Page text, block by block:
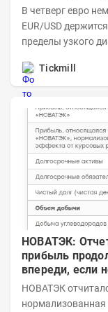
В четверг евро
EUR/USD
пределы узкого диапазона.
Tickmill
НОВАТЭК:
прибыль
впереди, если
НОВАТЭК
нормализованная